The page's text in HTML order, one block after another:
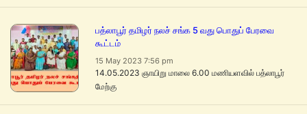
பத்லாபூர் தமிழர் நலச் சங்க 5 வது பொதுப் பேரவை
கூட்டம்
15 May 2023 7:56 pm
14.05.2023 ஞாயிறு மாலை 6.00 மணியளவில் பத்லாபூர்
மேற்கு